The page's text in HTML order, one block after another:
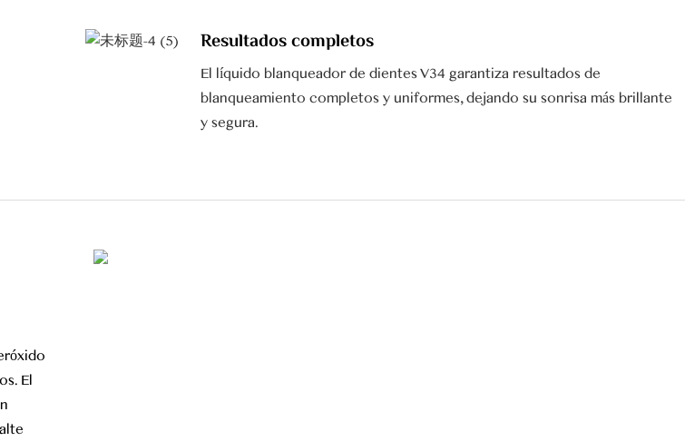
Resultados completos
El líquido blanqueador de dientes V34 garantiza resultados de
blanqueamiento completos y uniformes, dejando su sonrisa más brillante
y segura.
El